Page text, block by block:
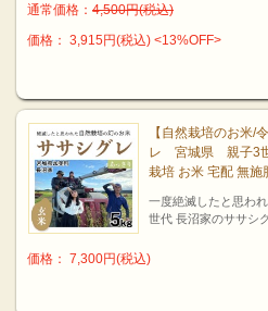
通常価格： 4,500円(税込)
価格： 3,915円(税込) <13%OFF>
【自然栽培のお米/
レ 宮城県 親子3
栽培 お米 宅配 無
一度絶滅したと思わ
世代 長沼家のササシ
価格： 7,300円(税込)